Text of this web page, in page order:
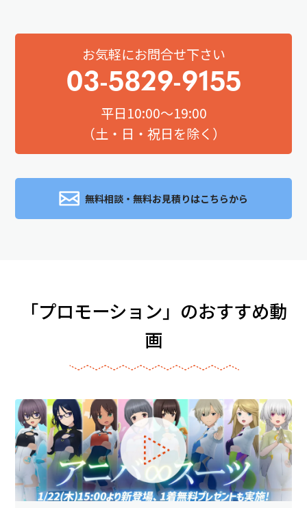
お気軽にお問合せ下さい
03-5829-9155
平日10:00～19:00
（土・日・祝日を除く）
無料相談・無料お見積りはこちらから
「プロモーション」のおすすめ動
画